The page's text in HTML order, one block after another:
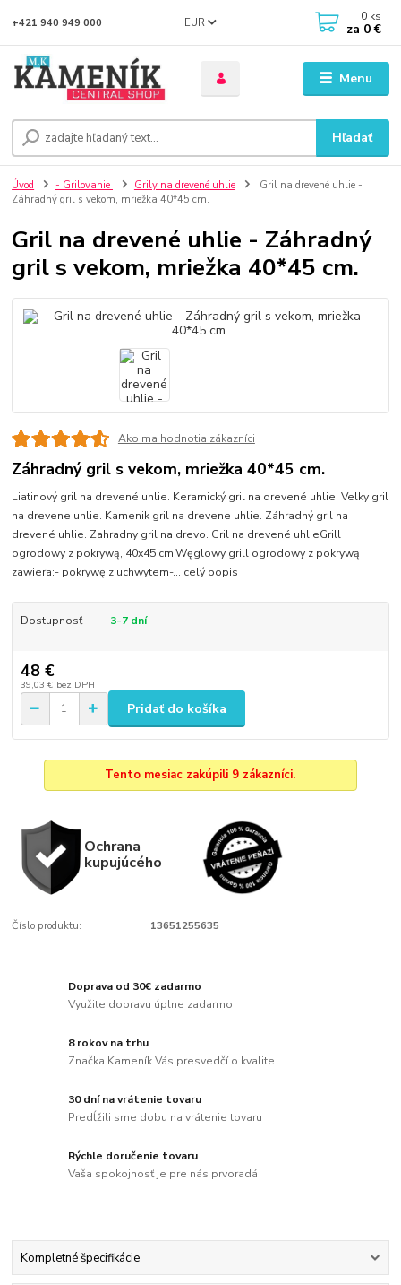
Menu
EUR
Hľadať
+421 940 949 000 0 ks
za 0 €
Úvod - Grilovanie Grily na drevené uhlie
Gril na drevené uhlie -
Záhradný gril s vekom, mriežka 40*45 cm.
Gril na drevené uhlie - Záhradný
gril s vekom, mriežka 40*45 cm.
Ako ma hodnotia zákazníci
Záhradný gril s vekom, mriežka 40*45 cm.
Liatinový gril na drevené uhlie. Keramický gril na drevené uhlie. Velky gril
na drevene uhlie. Kamenik gril na drevene uhlie. Záhradný gril na
drevené uhlie. Zahradny gril na drevo. Gril na drevené uhlieGrill
ogrodowy z pokrywą, 40x45 cm.Węglowy grill ogrodowy z pokrywą
zawiera:- pokrywę z uchwytem-... celý popis
Dostupnosť 3-7 dní
48 €
39,03 € bez DPH
Pridať do košíka
Tento mesiac zakúpili 9 zákazníci.
Ochrana
kupujúcého
Číslo produktu: 13651255635
Doprava od 30€ zadarmo
Využite dopravu úplne zadarmo
8 rokov na trhu
Značka Kameník Vás presvedčí o kvalite
30 dní na vrátenie tovaru
Predĺžili sme dobu na vrátenie tovaru
Rýchle doručenie tovaru
Vaša spokojnosť je pre nás prvoradá
Kompletné špecifikácie